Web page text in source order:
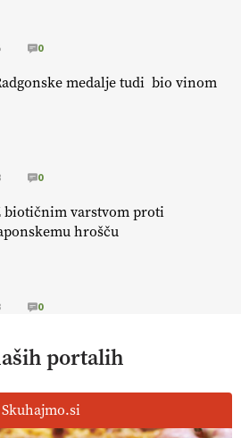
0
medalje tudi bio vinom
0
biotičnim varstvom proti
hrošču
0
portalih
Skuhajmo.si